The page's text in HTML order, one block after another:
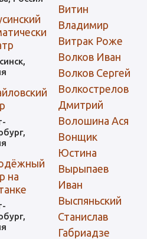
на
Витин
Владимир
Витрак Роже
Волков Иван
Волков Сергей
Волкострелов
Дмитрий
Волошина Ася
Вонщик
Юстина
Вырыпаев
Иван
Выспяньский
Станислав
Габриадзе